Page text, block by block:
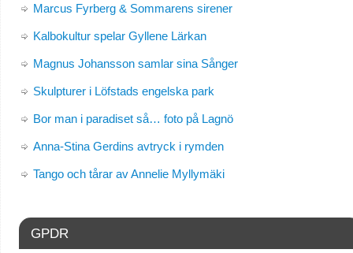
Marcus Fyrberg & Sommarens sirener
Kalbokultur spelar Gyllene Lärkan
Magnus Johansson samlar sina Sånger
Skulpturer i Löfstads engelska park
Bor man i paradiset så… foto på Lagnö
Anna-Stina Gerdins avtryck i rymden
Tango och tårar av Annelie Myllymäki
GPDR